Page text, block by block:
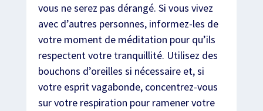
vous ne serez pas dérangé. Si vous vivez
avec d’autres personnes, informez-les de
votre moment de méditation pour qu’ils
respectent votre tranquillité. Utilisez des
bouchons d’oreilles si nécessaire et, si
votre esprit vagabonde, concentrez-vous
sur votre respiration pour ramener votre